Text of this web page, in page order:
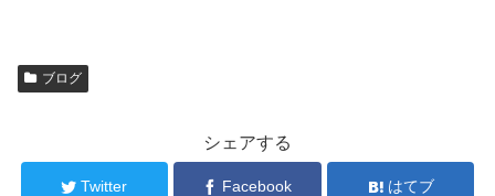
ブログ
シェアする
Twitter Facebook はてブ